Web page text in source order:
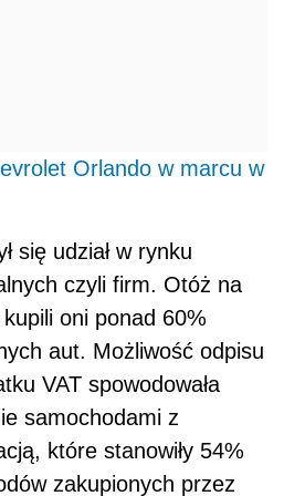
Orlando w marcu w
się udział w rynku
czyli firm. Otóż na
oni ponad 60%
aut. Możliwość odpisu
VAT spowodowała
samochodami z
które stanowiły 54%
zakupionych przez